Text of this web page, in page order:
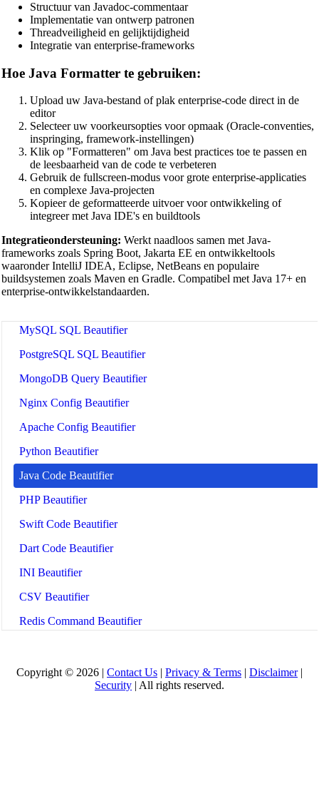
📝 Code Formatters & Beautifiers
🔧 TOOLS
JavaScript Beautifier
TypeScript Beautifier
JSX Beautifier
Vue Beautifier
SCSS Beautifier
JSON Beautifier
XML Beautifier
YAML Beautifier
MySQL SQL Beautifier
PostgreSQL SQL Beautifier
MongoDB Query Beautifier
Nginx Config Beautifier
Apache Config Beautifier
Python Beautifier
Java Code Beautifier
PHP Beautifier
Swift Code Beautifier
Dart Code Beautifier
INI Beautifier
CSV Beautifier
Redis Command Beautifier
Batch Script Beautifier
C/C++ Code Beautifier
Structuur van Javadoc-commentaar
Implementatie van ontwerp patronen
Threadveiligheid en gelijktijdigheid
Integratie van enterprise-frameworks
Hoe Java Formatter te gebruiken:
Upload uw Java-bestand of plak enterprise-code direct in de
editor
Selecteer uw voorkeursopties voor opmaak (Oracle-conventies,
inspringing, framework-instellingen)
Klik op "Formatteren" om Java best practices toe te passen en
de leesbaarheid van de code te verbeteren
Gebruik de fullscreen-modus voor grote enterprise-applicaties
en complexe Java-projecten
Kopieer de geformatteerde uitvoer voor ontwikkeling of
integreer met Java IDE's en buildtools
Integratieondersteuning: Werkt naadloos samen met Java-
frameworks zoals Spring Boot, Jakarta EE en ontwikkeltools
waaronder IntelliJ IDEA, Eclipse, NetBeans en populaire
buildsystemen zoals Maven en Gradle. Compatibel met Java 17+ en
enterprise-ontwikkelstandaarden.
Copyright © 2026 | Contact Us | Privacy & Terms | Disclaimer|
Security | All rights reserved.